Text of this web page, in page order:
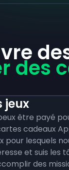
des
jeux
être payé
cadeaux
pour lesquels
et suis les
des